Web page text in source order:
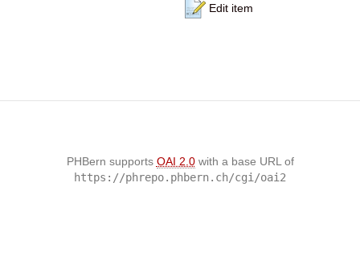
Edit item
PHBern supports OAI 2.0with a base URL of
https://phrepo.phbern.ch/cgi/oai2